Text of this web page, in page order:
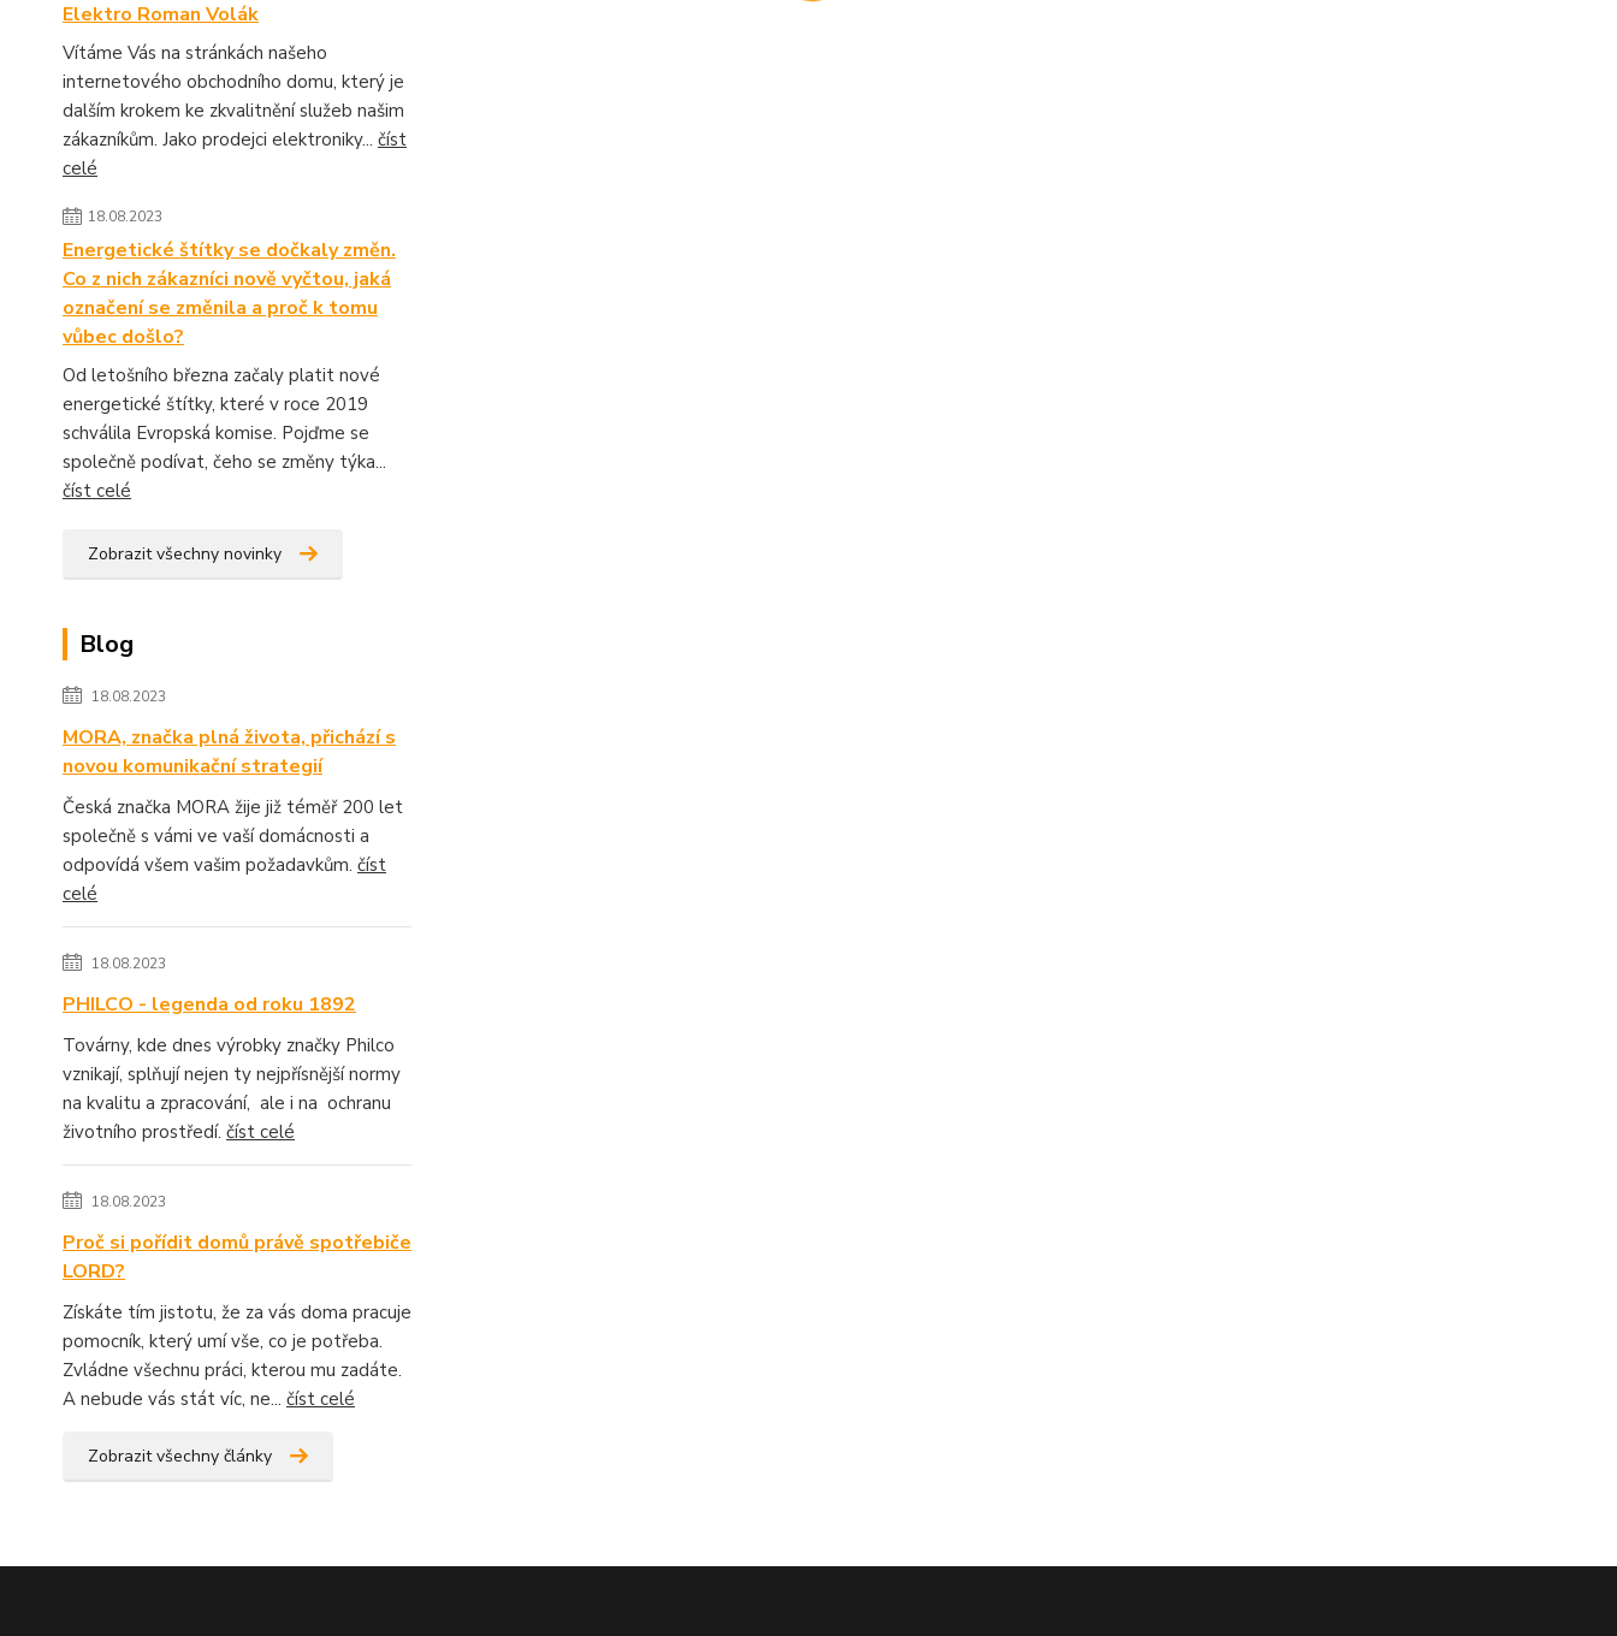
Elektro Roman Volák
Vítáme Vás na stránkách našeho
internetového obchodního domu, který je
dalším krokem ke zkvalitnění služeb našim
zákazníkům. Jako prodejci elektroniky... číst
celé
18.08.2023
Energetické štítky se dočkaly změn.
Co z nich zákazníci nově vyčtou, jaká
označení se změnila a proč k tomu
vůbec došlo?
Od letošního března začaly platit nové
energetické štítky, které v roce 2019
schválila Evropská komise. Pojďme se
společně podívat, čeho se změny týka...
číst celé
Zobrazit všechny novinky
Blog
18.08.2023
MORA, značka plná života, přichází s
novou komunikační strategií
Česká značka MORA žije již téměř 200 let
společně s vámi ve vaší domácnosti a
odpovídá všem vašim požadavkům. číst
celé
18.08.2023
PHILCO - legenda od roku 1892
Továrny, kde dnes výrobky značky Philco
vznikají, splňují nejen ty nejpřísnější normy
na kvalitu a zpracování, ale i na ochranu
životního prostředí. číst celé
18.08.2023
Proč si pořídit domů právě spotřebiče
LORD?
Získáte tím jistotu, že za vás doma pracuje
pomocník, který umí vše, co je potřeba.
Zvládne všechnu práci, kterou mu zadáte.
A nebude vás stát víc, ne... číst celé
Zobrazit všechny články